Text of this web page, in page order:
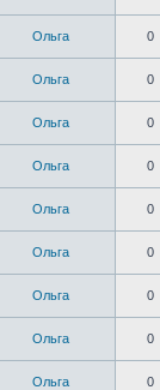
Ольга 0
Ольга 0
Ольга 0
Ольга 0
Ольга 0
Ольга 0
Ольга 0
Ольга 0
Ольга 0